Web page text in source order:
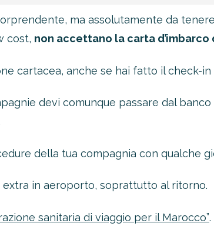
ma assolutamente da
cost, non accettano la carta
cartacea, anche se hai fatto il check-in
devi comunque passare dal
della tua compagnia con qualche
in aeroporto, soprattutto al ritorno.
sanitaria di viaggio per il Marocco”.